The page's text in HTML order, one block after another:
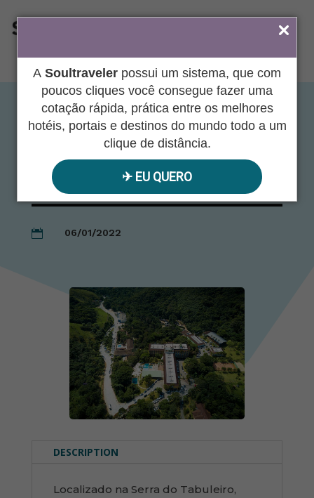
A Soultraveler possui um sistema, que com
poucos cliques você consegue fazer uma
cotação rápida, prática entre os melhores
hotéis, portais e destinos do mundo todo a um
clique de distância.
✈︎ EU QUERO
ÁREA DO AGENTE
Plaza Caldas da
Imperatriz Resort &
Spa
 06/01/2022
DESCRIPTION
Localizado na Serra do Tabuleiro,